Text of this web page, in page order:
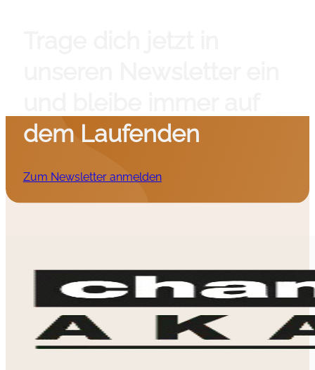
dem Laufenden
Zum Newsletter anmelden